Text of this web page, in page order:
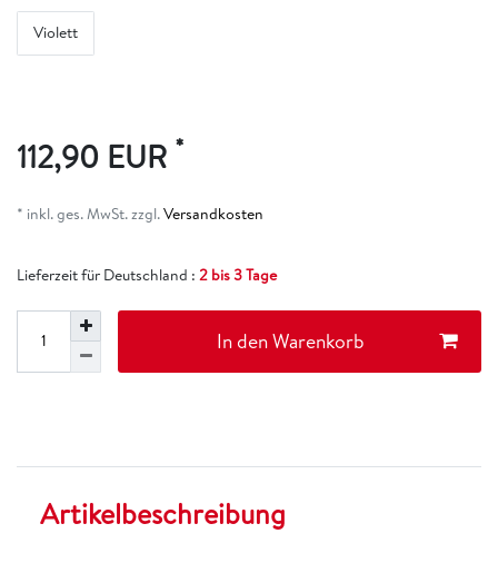
Violett
112,90 EUR *
* inkl. ges. MwSt. zzgl.Versandkosten
Lieferzeit für Deutschland : 2 bis 3 Tage
In den Warenkorb
Artikelbeschreibung